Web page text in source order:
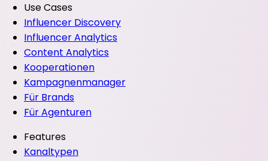
Use Cases
Influencer Discovery
Influencer Analytics
Content Analytics
Kooperationen
Kampagnenmanager
Für Brands
Für Agenturen
Features
Kanaltypen